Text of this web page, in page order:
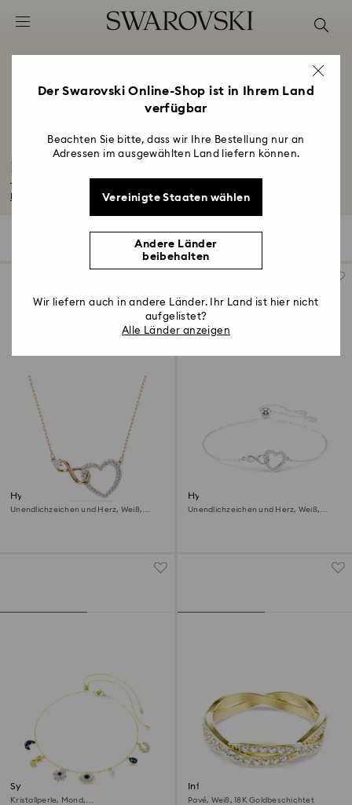
Liste Tastaturkürzel
2 - Footer
4 - Suchergebnisse
Infinity Kollektion
Tauchen Sie ein in die ewige Schönheit unserer Infinity Kollektion. Umfassen...
Filter
Filter
Hyperbola Halskette
Unendlichzeichen und Herz, Weiß,
Hyperbola Armband
Unendlichzeichen und Herz, Weiß,
Symbolica Halsband
Kristallperle, Mond,
Infinity Ring
Pavé, Weiß, 18K Goldbeschichtet
Der Swarovski Online-Shop ist in Ihrem Land
verfügbar
Beachten Sie bitte, dass wir Ihre Bestellung nur an
Adressen im ausgewählten Land liefern können.
Vereinigte Staaten wählen
Andere Länder
beibehalten
Wir liefern auch in andere Länder. Ihr Land ist hier nicht
aufgelistet?
Alle Länder anzeigen